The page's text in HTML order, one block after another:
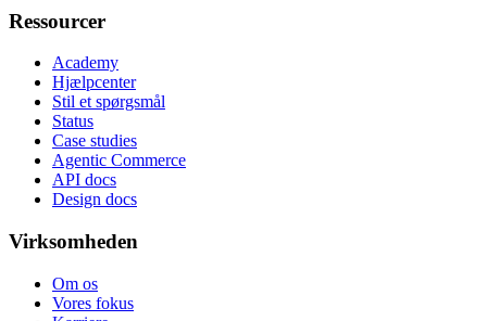
Ressourcer
Academy
Hjælpcenter
Stil et spørgsmål
Status
Case studies
Agentic Commerce
API docs
Design docs
Virksomheden
Om os
Vores fokus